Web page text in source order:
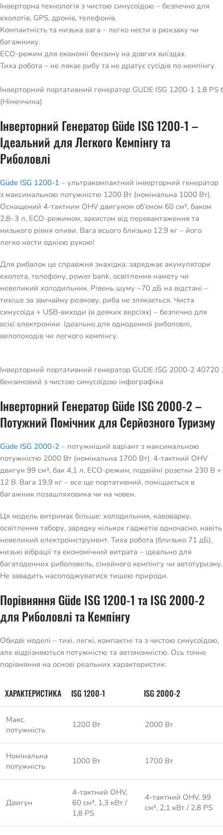
Інверторна технологія з чистою синусоїдою – безпечно для
ехолотів, GPS, дронів, телефонів.
Компактність та низька вага – легко нести в рюкзаку чи
багажнику.
ECO-режим для економії бензину на довгих виїздах.
Тиха робота – не лякає рибу та не дратує сусідів по кемпінгу.
Інверторний портативний генератор GUDE ISG 1200-1 1.8 PS
(Німеччина)
Інверторний Генератор Güde ISG 1200-1 –
Ідеальний для Легкого Кемпінгу та
Риболовлі
Güde ISG 1200-1 – ультракомпактний інверторний генератор
з максимальною потужністю 1200 Вт (номінальна 1000 Вт).
Оснащений 4-тактним OHV двигуном об’ємом 60 см³, баком
2,8–3 л, ECO-режимом, захистом від перевантаження та
низького рівня оливи. Вага всього близько 12,9 кг – його
легко нести однією рукою!
Для рибалок це справжня знахідка: заряджає акумулятори
ехолота, телефону, power bank, освітлення намету чи
невеликий холодильник. Рівень шуму ~70 дБ на відстані –
тихіше за звичайну розмову, риба не злякається. Чиста
синусоїда + USB-виходи (в деяких версіях) – безпечно для
всієї електроніки. Ідеально для одноденної риболовлі,
велопоходів чи легкого кемпінгу.
Інверторний портативний генератор GUDE ISG 2000-2 40720
бензиновий з чистою синусоїдою інфографіка
Інверторний Генератор Güde ISG 2000-2 –
Потужний Помічник для Серйозного Туризму
Güde ISG 2000-2 – потужніший варіант з максимальною
потужністю 2000 Вт (номінальна 1700 Вт). 4-тактний OHV
двигун 99 см³, бак 4,1 л, ECO-режим, подвійні розетки 230 В +
12 В. Вага 19,9 кг – все ще портативний, поміщається в
багажник позашляховика чи на човен.
Ця модель витримає більше: холодильник, кавоварку,
освітлення табору, зарядку кількох гаджетів одночасно, навіть
невеликий електроінструмент. Тиха робота (близько 71 дБ),
низькі вібрації та економічний витрата – ідеально для
багатоденних риболовель, сімейного кемпінгу чи автотуризму.
Не завадить насолоджуватися тишею природи.
Порівняння Güde ISG 1200-1 та ISG 2000-2
для Риболовлі та Кемпінгу
Обидві моделі – тихі, легкі, компактні та з чистою синусоїдою,
але відрізняються потужністю та автономністю. Ось точне
порівняння на основі реальних характеристик:
ХАРАКТЕРИСТИКА ISG 1200-1 ISG 2000-2
Макс.
потужність
1200 Вт 2000 Вт
Номінальна
потужність
1000 Вт 1700 Вт
Двигун
4-тактний OHV,
60 см³, 1,3 кВт /
1,8 PS
4-тактний OHV, 99
см³, 2,1 кВт / 2,8 PS